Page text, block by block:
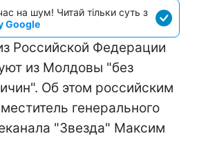
на шум! Читай тільки суть з
Google
Российской Федерации
из Молдовы "без
Об этом российским
генерального
"Звезда" Максим